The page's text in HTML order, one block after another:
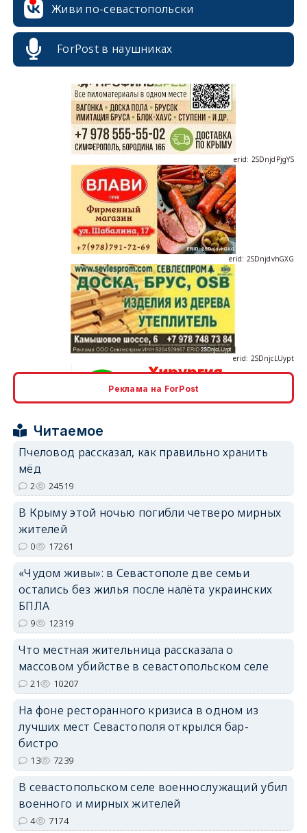
Живи по-севастопольски
ForPost в наушниках
erid: 2SDnjdPjgYS
erid: 2SDnjdvhGXG
erid: 2SDnjdPjgYS
Реклама на ForPost
Читаемое
Пчеловод рассказал, как правильно хранить
мёд
2 24519
В Крыму этой ночью погибли четверо мирных
жителей
0 17261
«Чудом живы»: в Севастополе две семьи
остались без жилья после налёта украинских
БПЛА
9 12319
Что местная жительница рассказала о
массовом убийстве в севастопольском селе
21 10207
На фоне ресторанного кризиса в одном из
лучших мест Севастополя открылся бар-
бистро
13 7239
В севастопольском селе военнослужащий убил
военного и мирных жителей
4 7174